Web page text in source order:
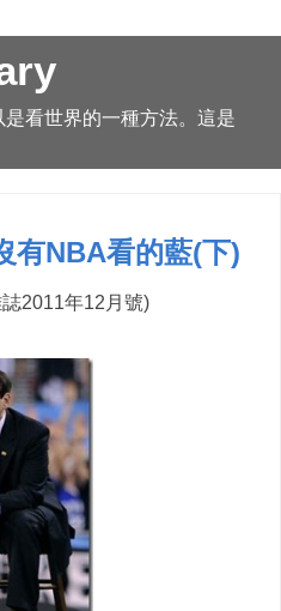
看世界的一種方法。這是
有NBA看的藍(下)
2011年12月號)